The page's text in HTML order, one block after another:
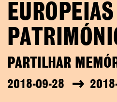
PARTILHAR
2018-09-28